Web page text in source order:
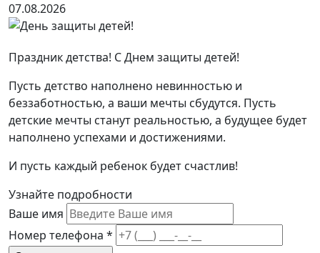
07.08.2026
Праздник детства! С Днем защиты детей!
Пусть детство наполнено невинностью и
беззаботностью, а ваши мечты сбудутся. Пусть
детские мечты станут реальностью, а будущее будет
наполнено успехами и достижениями.
И пусть каждый ребенок будет счастлив!
Узнайте подробности
Ваше имя
Номер телефона *